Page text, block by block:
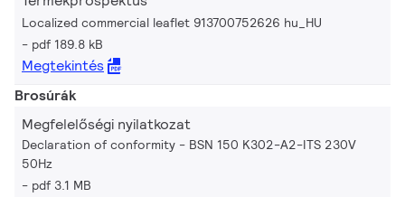
Localized commercial leaflet 913700752626 hu_HU
pdf 189.8 kB
Megtekintés
Brosúrák
Megfelelőségi nyilatkozat
Declaration of conformity - BSN 150 K302-A2-ITS 230V
50Hz
pdf 3.1 MB